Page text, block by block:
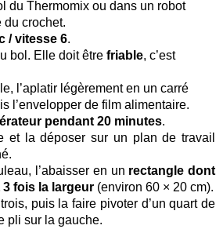
du Thermomix ou dans un robot
du crochet.
/ vitesse 6.
bol. Elle doit être friable, c’est
l’aplatir légèrement en un carré
l’envelopper de film alimentaire.
pendant 20 minutes.
et la déposer sur un plan de travail
l’abaisser en un rectangle dont
3 fois la largeur (environ 60 × 20 cm).
puis la faire pivoter d’un quart de
pli sur la gauche.